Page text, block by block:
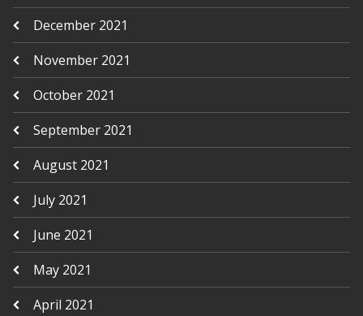
December 2021
November 2021
October 2021
September 2021
August 2021
July 2021
June 2021
May 2021
April 2021